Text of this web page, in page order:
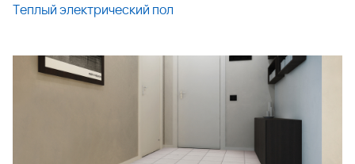
Теплый электрический пол